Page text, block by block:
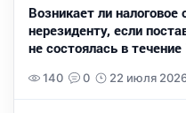
Возникает ли налоговое
нерезиденту, если
не состоялась в
140 0 22 июля